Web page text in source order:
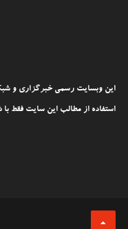
این وبسایت رسمی خبرگزاری و
استفاده از مطالب این سایت فقط